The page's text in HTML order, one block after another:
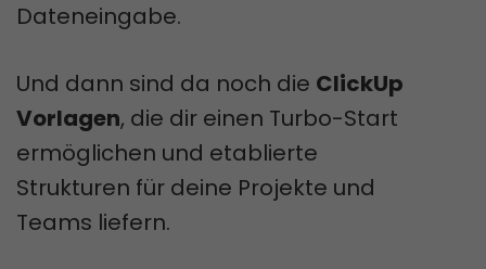
Dateneingabe.
Und dann sind da noch die ClickUp
Vorlagen, die dir einen Turbo-Start
ermöglichen und etablierte
Strukturen für deine Projekte und
Teams liefern.